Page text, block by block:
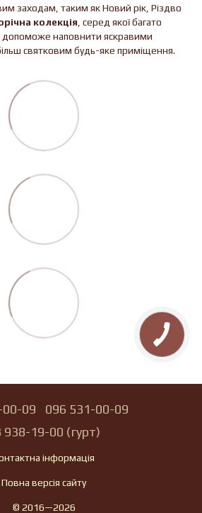
заходам, таким як Новий рік, Різдво
колекція , серед якої багато
, допоможе наповнити яскравими
святковим будь-яке приміщення.
00-09
096 531-00-09
938-19-00 (гурт)
інформація
Повна версія сайту
© 2016—2026